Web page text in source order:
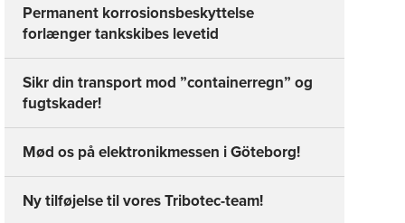
Permanent korrosionsbeskyttelse
forlænger tankskibes levetid
Sikr din transport mod ”containerregn” og
fugtskader!
Mød os på elektronikmessen i Göteborg!
Ny tilføjelse til vores Tribotec-team!